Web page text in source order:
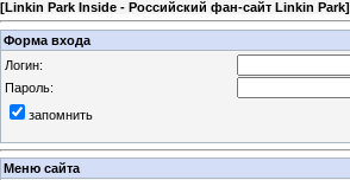
[Linkin Park Inside - Российский фан-сайт Linkin Park]
Форма входа
Логин:
Пароль:
запомнить
Меню сайта